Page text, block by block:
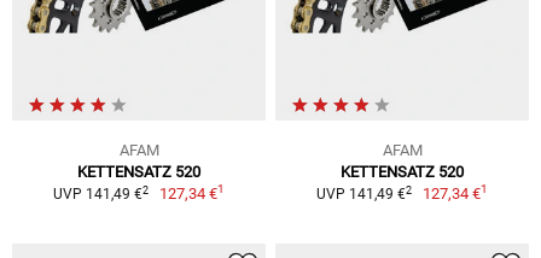
AFAM
KETTENSATZ 520
UVP 141,49 €2 127,34 €1
AFAM
KETTENSATZ 520
UVP 141,49 €2 127,34 €1